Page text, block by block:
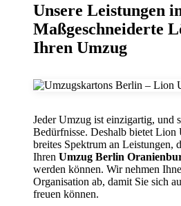
Unsere Leistungen
Maßgeschneiderte
Ihren Umzug
Jeder Umzug ist einzigartig, und
Bedürfnisse. Deshalb bietet Lion
breites Spektrum an Leistungen,
Ihren Umzug Berlin
werden können. Wir nehmen
Organisation ab, damit Sie sich
freuen können.